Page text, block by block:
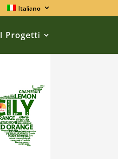
Italiano
I Progetti